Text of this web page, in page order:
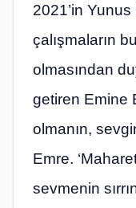
2021’in Yunus
çalışmaların
olmasından
getiren Emine
olmanın,
Emre.
sevmenin